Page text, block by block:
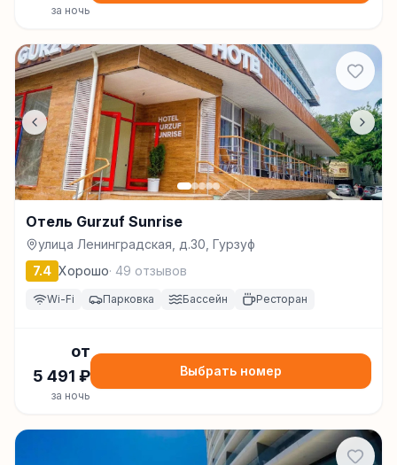
за ночь
Отель Gurzuf Sunrise
улица Ленинградская, д.30, Гурзуф
7.4 Хорошо· 49 отзывов
Wi-Fi Парковка Бассейн Ресторан
от
5 491 ₽
за ночь
Выбрать номер